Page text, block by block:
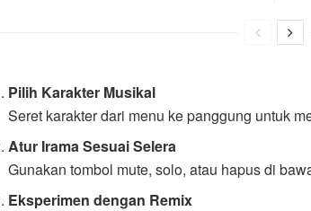
Pilih Karakter Musikal
Seret karakter dari menu ke panggung untuk
Atur Irama Sesuai Selera
Gunakan tombol mute, solo, atau hapus di
Eksperimen dengan Remix